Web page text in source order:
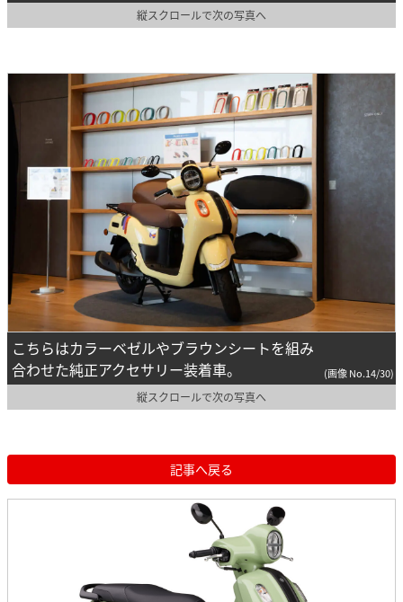
縦スクロールで次の写真へ
こちらはカラーベゼルやブラウンシートを組み
合わせた純正アクセサリー装着車。
(画像 No.14/30)
縦スクロールで次の写真へ
記事へ戻る